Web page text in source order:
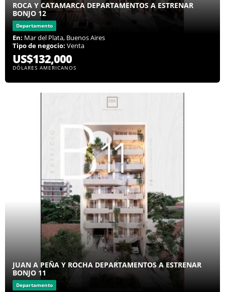
ROCA Y CATAMARCA DEPARTAMENTOS A ESTRENAR
BONJO 12
Departamento
En: Mar del Plata, Buenos Aires
Tipo de negocio: Venta
US$132,000
DÓLARES AMERICANOS
JUAN A PEÑA Y ROCHA DEPARTAMENTOS A ESTRENAR
BONJO 11
Departamento